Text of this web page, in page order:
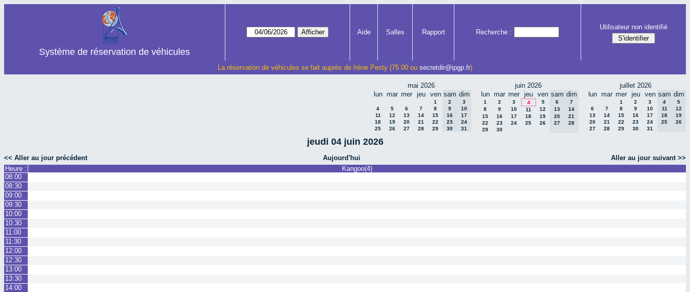
Système de réservation de véhicules
Aide Salles Rapport Recherche :
Utilisateur non identifié
La réservation de véhicules se fait auprès de Irène Pesty (75 00 ou secretdir@ipgp.fr)
mai 2026
lun mar mer jeu ven sam dim
1 2
3
4
5 6 7 8 9
10
11
12 13 14 15 16
17
18
19 20 21 22 23
24
25
26 27 28 29 30 31
juin 2026
lun mar mer jeu ven sam dim
1 2 3 4 5 6
7
8
9 10 11 12 13
14
15
16 17 18 19 20
21
22
23 24 25 26 27
28
29
30
juillet 2026
lun mar mer jeu ven sam dim
1 2 3 4
5
6
7 8 9 10 11
12
13
14 15 16 17 18
19
20
21 22 23 24 25
26
27
28 29 30 31
jeudi 04 juin 2026
<< Aller au jour précédent Aujourd'hui
Aller au jour suivant >>
Heure :
Kangoo(4)
08:00
08:30
09:00
09:30
10:00
10:30
11:00
11:30
12:00
12:30
13:00
13:30
14:00